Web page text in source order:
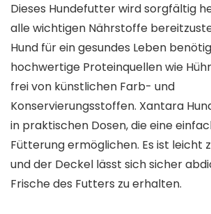
Dieses Hundefutter wird sorgfältig
alle wichtigen Nährstoffe
Hund für ein gesundes Leben
hochwertige Proteinquellen wie
frei von künstlichen Farb- und
Konservierungsstoffen. Xantara
in praktischen Dosen, die eine
Fütterung ermöglichen. Es ist leicht
und der Deckel lässt sich sicher
Frische des Futters zu erhalten.